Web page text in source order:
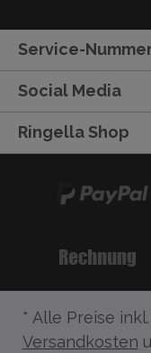
Service-
Social Media
Ringella Shop
* Alle Preise
Versandkosten